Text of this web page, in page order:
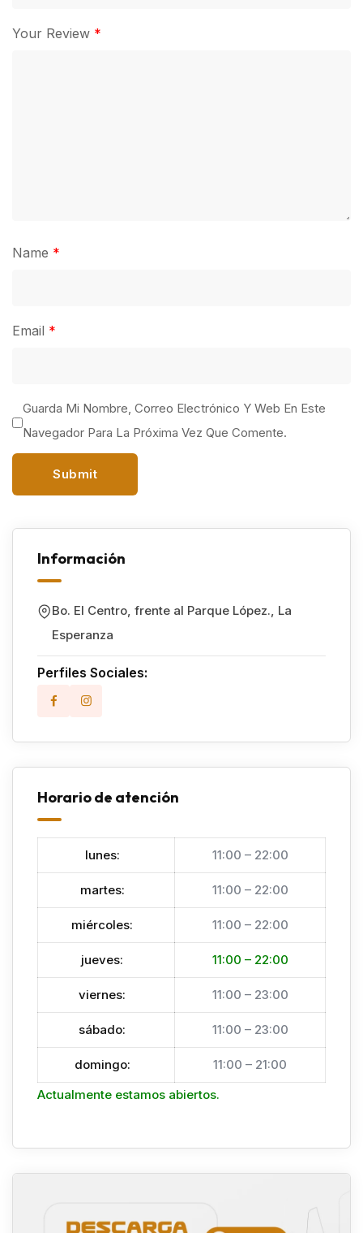
Your Review *
Name *
Email *
Guarda Mi Nombre, Correo Electrónico Y Web En Este
Navegador Para La Próxima Vez Que Comente.
Información
Bo. El Centro, frente al Parque López., La
Esperanza
Perfiles Sociales:
Horario de atención
lunes: 11:00 – 22:00
martes: 11:00 – 22:00
miércoles: 11:00 – 22:00
jueves: 11:00 – 22:00
viernes: 11:00 – 23:00
sábado: 11:00 – 23:00
domingo:
11:00 – 21:00
Actualmente estamos abiertos.